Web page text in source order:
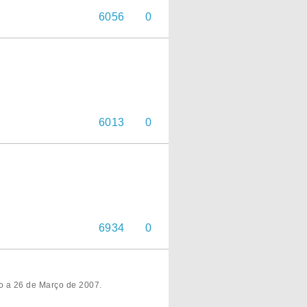
6056 0
6013 0
6934 0
26 de Março de 2007.